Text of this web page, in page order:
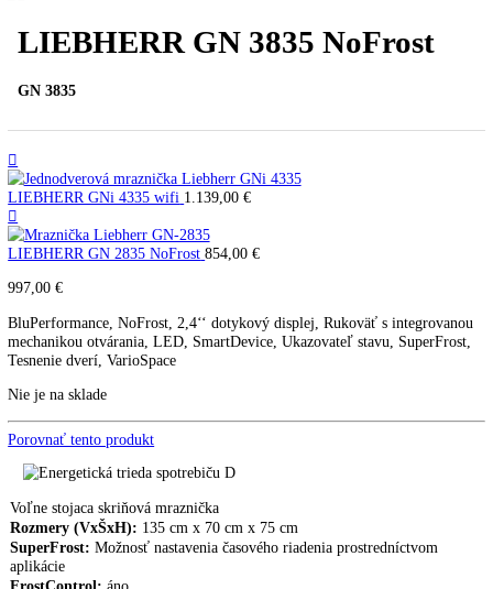
LIEBHERR GN 3835 NoFrost
GN 3835
LIEBHERR GNi 4335 wifi 1.139,00
LIEBHERR GN 2835 NoFrost 854,00 €
997,00€